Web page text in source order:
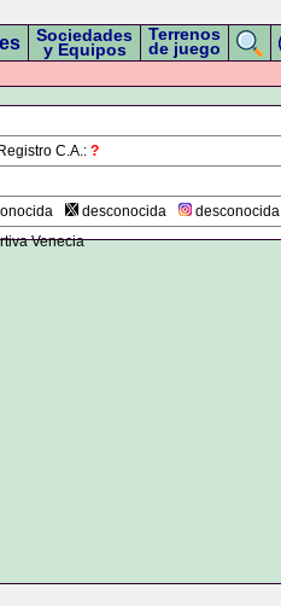
Sociedades
y Equipos
Terrenos
de juego
Registro C.A.: ?
desconocida
desconocida
Venecia